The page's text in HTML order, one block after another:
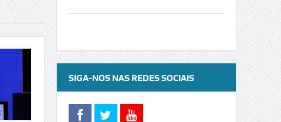
SIGA-NOS NAS REDES SOCIAIS